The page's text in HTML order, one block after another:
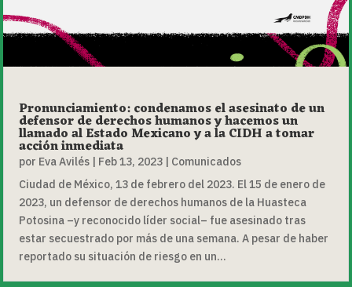
Pronunciamiento: condenamos el asesinato de un
defensor de derechos humanos y hacemos un
llamado al Estado Mexicano y a la CIDH a tomar
acción inmediata
por Eva Avilés | Feb 13, 2023 | Comunicados
Ciudad de México, 13 de febrero del 2023. El 15 de enero de
2023, un defensor de derechos humanos de la Huasteca
Potosina –y reconocido líder social– fue asesinado tras
estar secuestrado por más de una semana. A pesar de haber
reportado su situación de riesgo en un...